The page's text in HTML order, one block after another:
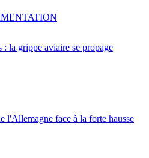
: la grippe aviaire se propage
l'Allemagne face à la forte hausse